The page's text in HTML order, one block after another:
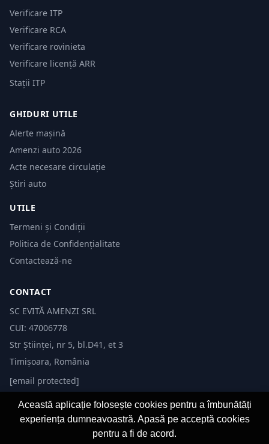
Verificare ITP
Verificare RCA
Verificare rovinieta
Verificare licență ARR
Stații ITP
GHIDURI UTILE
Alerte mașină
Amenzi auto 2026
Acte necesare circulație
Știri auto
UTILE
Termeni și Condiții
Politica de Confidențialitate
Contactează-ne
CONTACT
SC EVITĂ AMENZI SRL
CUI: 47006778
Str Științei, nr 5, bl.D41, et 3
Timișoara, România
[email protected]
Această aplicație folosește cookies pentru a îmbunătăți
experiența dumneavoastră. Apasă pe acceptă cookies
pentru a fi de acord.